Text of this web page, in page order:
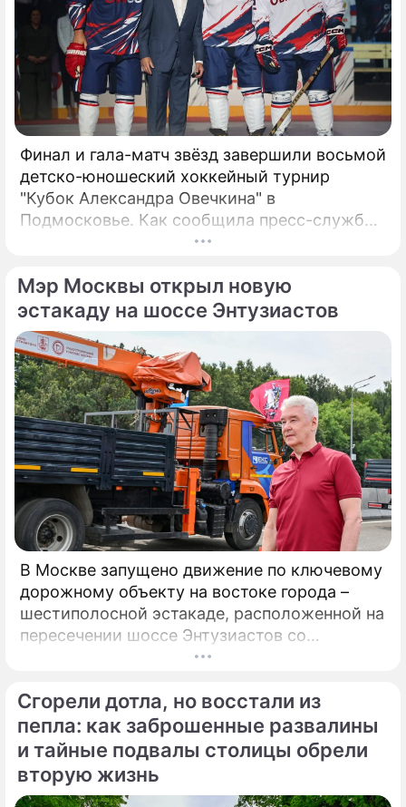
Финал и гала-матч звёзд завершили восьмой
детско-юношеский хоккейный турнир
"Кубок Александра Овечкина" в
Подмосковье. Как сообщила пресс-служба
регионального правительства, губернатор
сделал символическое сбрасывание шайбы
на «Арене Мытищи».
Мэр Москвы открыл новую
эстакаду на шоссе Энтузиастов
В Москве запущено движение по ключевому
дорожному объекту на востоке города –
шестиполосной эстакаде, расположенной на
пересечении шоссе Энтузиастов со
Свободным проспектом и Большим
открытия принял участие мэр Москвы
Сергей Собянин, который подчеркнул
стратегическую важность новой развязки
для разгрузки одного из самых проблемных
участков магистрали.
Сгорели дотла, но восстали из
пепла: как заброшенные развалины
и тайные подвалы столицы обрели
вторую жизнь